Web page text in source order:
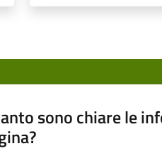
sono chiare le